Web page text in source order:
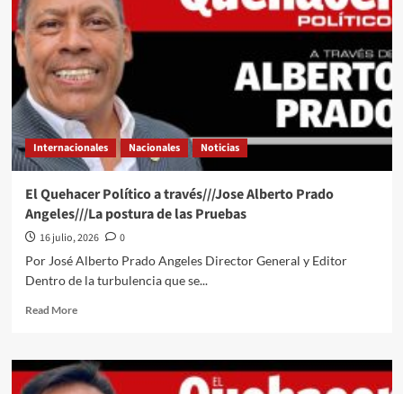
través///Jose
Alberto
Prado
Angeles///Se
descarrila
Morena
en
Oaxaca
y
Baja
Internacionales Nacionales Noticias
El Quehacer Político a través///Jose Alberto Prado
Angeles///La postura de las Pruebas
16 julio, 2026
0
Por José Alberto Prado Angeles Director General y Editor
Dentro de la turbulencia que se...
Read MoreRead
El
Quehacer